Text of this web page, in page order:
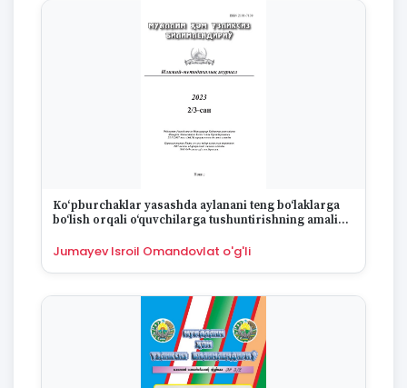
Ko‘pburchaklar yasashda aylanani teng bo‘laklarga
bo‘lish orqali o‘quvchilarga tushuntirishning amaliy
Jumayev Isroil Omandovlat o'g'li